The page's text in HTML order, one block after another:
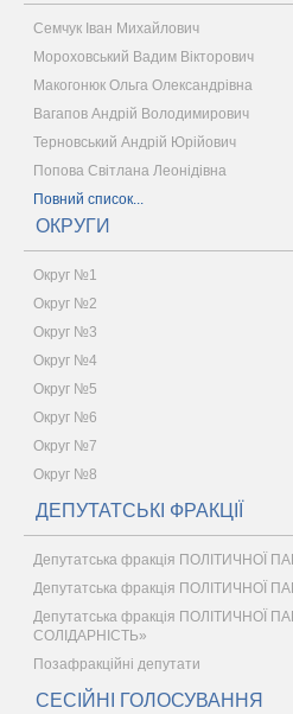
Семчук Іван Михайлович
Мороховський Вадим Вікторович
Макогонюк Ольга Олександрівна
Вагапов Андрій Володимирович
Терновський Андрій Юрійович
Попова Світлана Леонідівна
Повний список...
ОКРУГИ
Округ №1
Округ №2
Округ №3
Округ №4
Округ №5
Округ №6
Округ №7
Округ №8
ДЕПУТАТСЬКІ ФРАКЦІЇ
Депутатська фракція ПОЛІТИЧНОЇ
Депутатська фракція ПОЛІТИЧНОЇ
Депутатська фракція ПОЛІТИЧНОЇ
СОЛІДАРНІСТЬ»
Позафракційні депутати
СЕСІЙНІ ГОЛОСУВАННЯ